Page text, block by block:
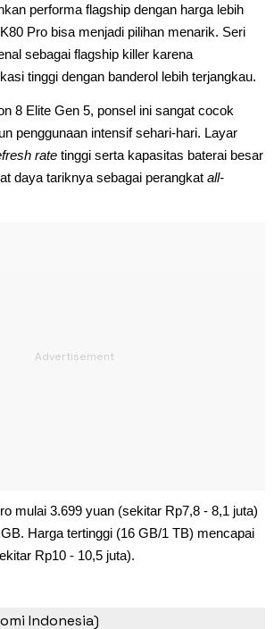
performa flagship dengan harga lebih
Pro bisa menjadi pilihan menarik. Seri
sebagai flagship killer karena
tinggi dengan banderol lebih terjangkau.
8 Elite Gen 5, ponsel ini sangat cocok
penggunaan intensif sehari-hari. Layar
rate tinggi serta kapasitas baterai besar
daya tariknya sebagai perangkat all-
mulai 3.699 yuan (sekitar Rp7,8 - 8,1 juta)
Harga tertinggi (16 GB/1 TB) mencapai
Rp10 - 10,5 juta).
Indonesia)